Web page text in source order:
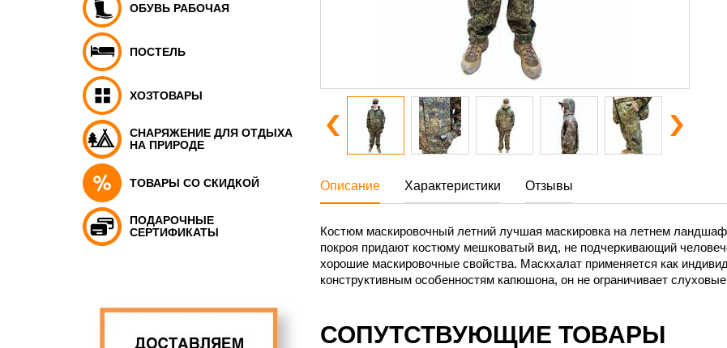
ОБУВЬ РАБОЧАЯ
ПОСТЕЛЬ
ХОЗТОВАРЫ
СНАРЯЖЕНИЕ ДЛЯ ОТДЫХА
НА ПРИРОДЕ
ТОВАРЫ СО СКИДКОЙ
ПОДАРОЧНЫЕ
СЕРТИФИКАТЫ
Описание Характеристики Отзывы
Костюм маскировочный летний лучшая маскировка на летнем
покроя придают костюму мешковатый вид, не подчеркивающий
хорошие маскировочные свойства. Маскхалат применяется как
конструктивным особенностям капюшона, он не ограничивает
СОПУТСТВУЮЩИЕ ТОВАРЫ